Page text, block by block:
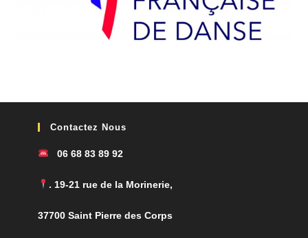
Contactez Nous
06 68 83 89 92
. 19-21 rue de la Morinerie,
37700 Saint Pierre des Corps